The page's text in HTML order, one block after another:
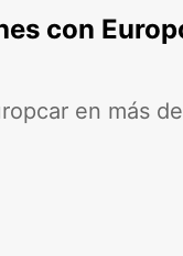
con
en más de